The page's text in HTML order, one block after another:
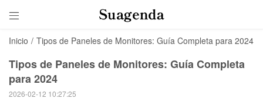

Inicio / Tipos de Paneles de Monitores: Guía Completa para 2024
Tipos de Paneles de Monitores: Guía Completa
para 2024
2026-02-12 10:27:25